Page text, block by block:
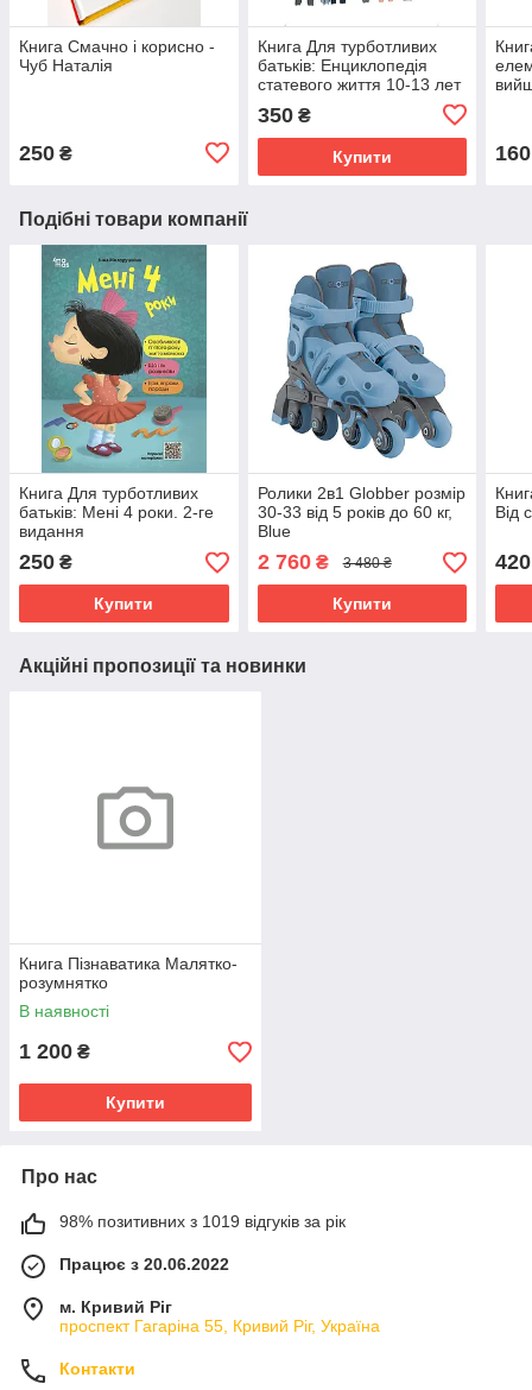
Книга Смачно і корисно -
Чуб Наталія
250 ₴
Книга Для турботливих
батьків: Енциклопедія
статевого життя 10-13 лет
350₴
Купити 160
Подібні товари компанії
Книга Для турботливих
батьків: Мені 4 роки. 2-ге
видання
250 ₴
Купити
Ролики 2в1 Globber розмір
30-33 від 5 років до 60 кг,
Blue
2 760₴ 3 480 ₴
Купити
Від
420
Акційні пропозиції та новинки
Книга Пізнаватика Малятко-
розумнятко
В наявності
1 200 ₴
Купити
Про нас
98% позитивних з 1019 відгуків за рік
Працює з 20.06.2022
м. Кривий Ріг
проспект Гагаріна 55, Кривий Ріг, Україна
Контакти